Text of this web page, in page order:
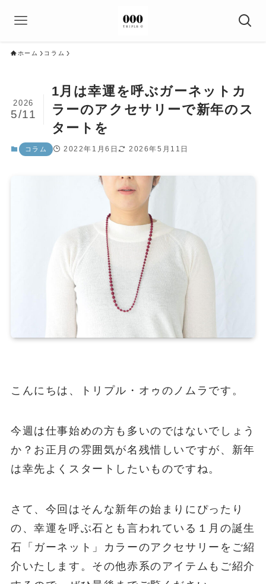
ホーム コラム
1月は幸運を呼ぶガーネットカ
ラーのアクセサリーで新年のス
タートを
2026
5/11
コラム 2022年1月6日 2026年5月11日
こんにちは、トリプル・オゥのノムラです。
今週は仕事始めの方も多いのではないでしょう
か？お正月の雰囲気が名残惜しいですが、新年
は幸先よくスタートしたいものですね。
さて、今回はそんな新年の始まりにぴったり
の、幸運を呼ぶ石とも言われている１月の誕生
石「ガーネット」カラーのアクセサリーをご紹
介いたします。その他赤系のアイテムもご紹介